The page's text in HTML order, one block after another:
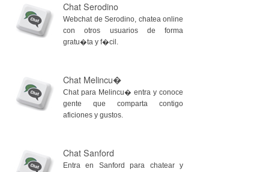
Chat Serodino
Webchat de Serodino, chatea online
con otros usuarios de forma
gratu�ta y f�cil.
Chat Melincu�
Chat para Melincu� entra y conoce
gente que comparta contigo
aficiones y gustos.
Chat Sanford
Entra en Sanford para chatear y